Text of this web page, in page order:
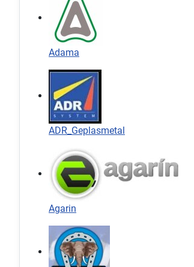
Adama
ADR_Geplasmetal
Agarin